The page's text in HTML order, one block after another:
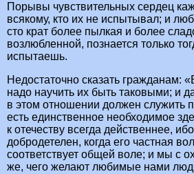
Порывы чувствительных сердец
всякому, кто их не испытывал; и
сто крат более пылкая и более
возлюбленной, познается только
испытаешь.
Недостаточно сказать гражданам:
надо научить их быть таковыми; и
в этом отношении должен служить
есть единственное необходимое
к отечеству всегда действеннее,
добродетелен, когда его частная
соответствует общей воле; и мы с
же, чего желают любимые нами